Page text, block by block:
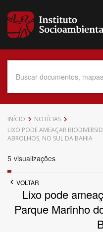
para
conteúdo
Data do Documento
Povo Indígena
INÍCIO
NOTÍCIAS
LIXO PODE AMEAÇAR
ABROLHOS, NO SUL DA BAHIA
5 visualizações
VOLTAR
Lixo pode
Parque Marinho